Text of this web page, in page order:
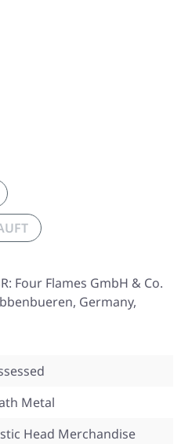
Four Flames GmbH & Co.
Germany,
Metal
Head Merchandise